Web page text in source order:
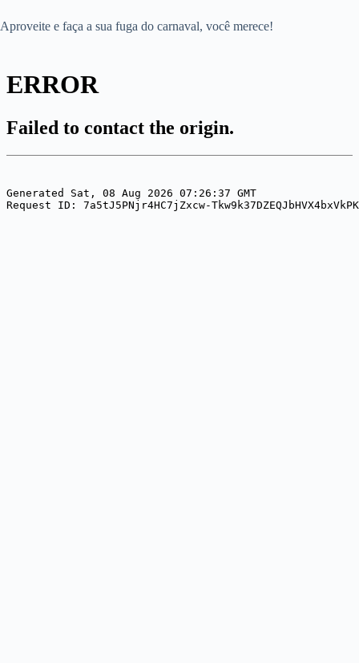
Aproveite e faça a sua fuga do carnaval, você merece!